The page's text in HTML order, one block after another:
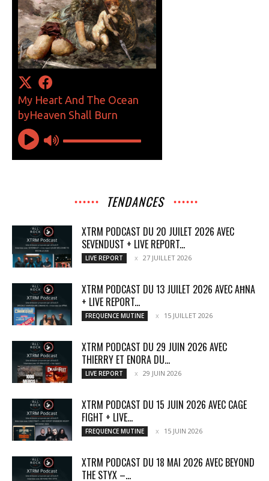
TENDANCES
XTRM PODCAST DU 20 JUILET 2026 AVEC
SEVENDUST + LIVE REPORT...
LIVE REPORT 27 JUILLET 2026
XTRM PODCAST DU 13 JUILET 2026 AVEC AĦNA
+ LIVE REPORT...
FREQUENCE MUTINE 15 JUILLET 2026
XTRM PODCAST DU 29 JUIN 2026 AVEC
THIERRY ET ENORA DU...
LIVE REPORT 29 JUIN 2026
XTRM PODCAST DU 15 JUIN 2026 AVEC CAGE
FIGHT + LIVE...
FREQUENCE MUTINE 15 JUIN 2026
XTRM PODCAST DU 18 MAI 2026 AVEC BEYOND
THE STYX –...